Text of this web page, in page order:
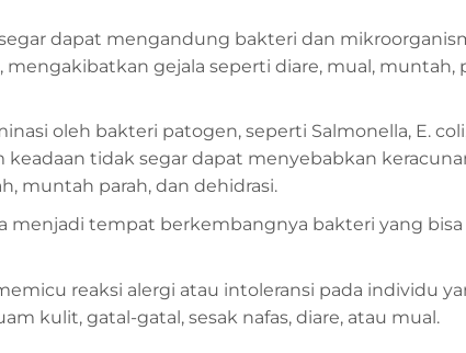
dapat mengandung bakteri dan
mengakibatkan gejala seperti diare, mual,
oleh bakteri patogen, seperti Salmonella, E.
tidak segar dapat menyebabkan
muntah parah, dan dehidrasi.
menjadi tempat berkembangnya bakteri yang
reaksi alergi atau intoleransi pada individu
kulit, gatal-gatal, sesak nafas, diare, atau mual.